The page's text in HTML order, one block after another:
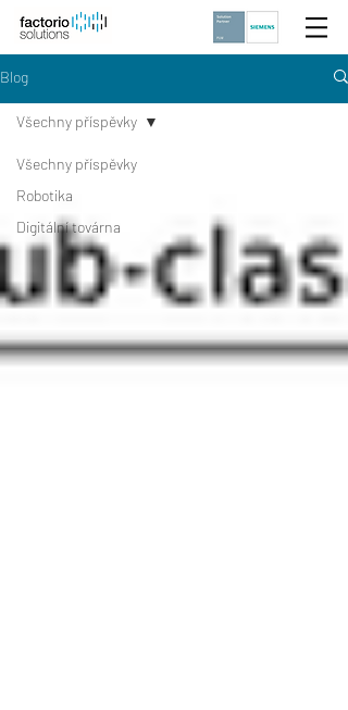
Blog
Všechny příspěvky
Robotika
Digitální továrna
Všechny příspěvky